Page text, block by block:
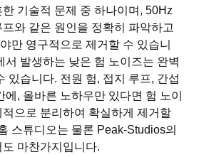
기술적 문제 중 하나이며, 50Hz
와 같은 원인을 정확히 파악하고
만 영구적으로 제거할 수 있습니
서 발생하는 낮은 험 노이즈는 완벽
있습니다. 전원 험, 접지 루프, 간섭
에, 올바른 노하우만 있다면 험 노이
으로 분리하여 확실하게 제거할
스튜디오는 물론 Peak-Studios의
마찬가지입니다.